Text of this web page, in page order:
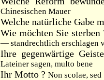
Chinesischen Mauer
Welche natürliche Gabe
Wie möchten Sie
— standrechtlich erschlagen
Ihre gegenwärtige
Lateiner sagen, multo bene
Ihr Motto ? Non scolae,